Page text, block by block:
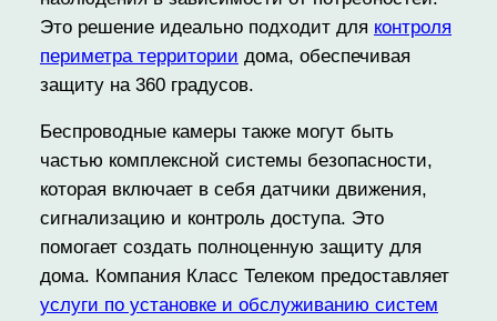
Это решение идеально подходит для контроля
периметра территории дома, обеспечивая
защиту на 360 градусов.
Беспроводные камеры также могут быть
частью комплексной системы безопасности,
которая включает в себя датчики движения,
сигнализацию и контроль доступа. Это
помогает создать полноценную защиту для
дома. Компания Класс Телеком предоставляет
услуги по установке и обслуживанию систем